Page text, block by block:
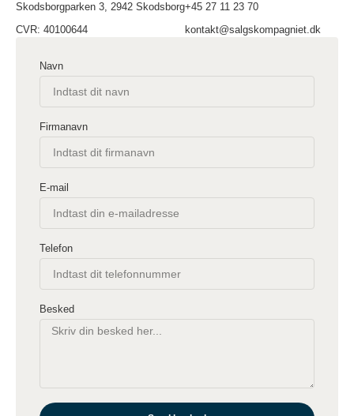
Skodsborgparken 3, 2942 Skodsborg
CVR: 40100644
+45 27 11 23 70
kontakt@salgskompagniet.dk
Navn
Firmanavn
E-mail
Telefon
Besked